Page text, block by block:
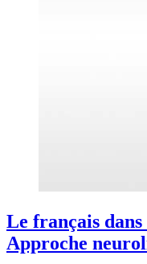
Le français dans
Approche